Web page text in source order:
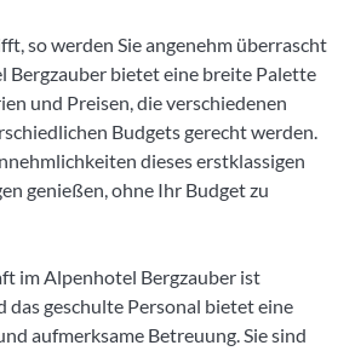
so werden Sie angenehm überrascht
Bergzauber bietet eine breite Palette
und Preisen, die verschiedenen
Budgets gerecht werden.
dieses erstklassigen
genießen, ohne Ihr Budget zu
im Alpenhotel Bergzauber ist
das geschulte Personal bietet eine
aufmerksame Betreuung. Sie sind